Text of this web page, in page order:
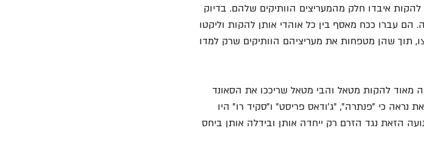
איבדו חלק מהמעריצים הוותיקים שלהם. בדיוק
הם עברו ככח מאסף בין כל אוהדי אותן להקות וליקטו
תוך שהן מטפחות את מעריציהם הוותיקים שרק למדו
להקות מטאל והבי מטאל שריככו את הסאונד
כי "פנתרה", "ג'ודאס פריסט" ו"סקיד רו" היו
הזאת נגד הזרם רק ייחדה אותן ובידלה אותן ביחס